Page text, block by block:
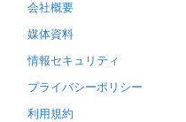
会社概要
媒体資料
情報セキュリティ
プライバシーポリシー
利用規約